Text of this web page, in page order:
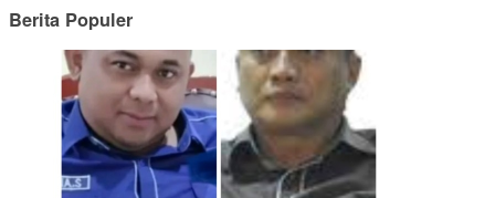
Berita Populer